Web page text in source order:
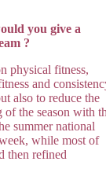
you give a
?
physical fitness,
and
also to reduce the
the season with
summer national
while most of
then refined